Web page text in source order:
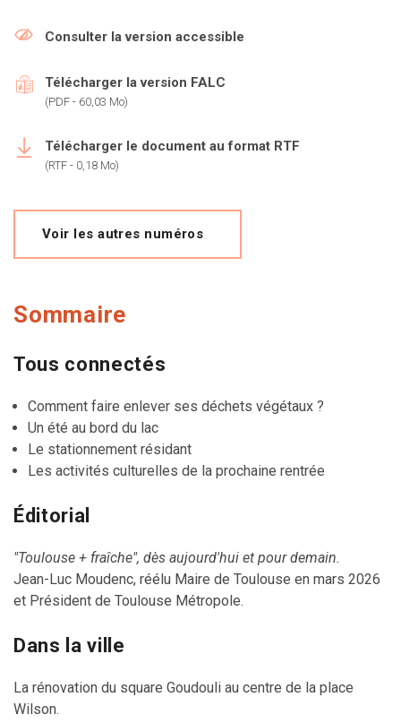
Consulter la version accessible
Télécharger la version FALC
(PDF - 60,03 Mo)
Télécharger le document au format RTF
(RTF - 0,18 Mo)
Voir les autres numéros
Sommaire
Tous connectés
Comment faire enlever ses déchets végétaux ?
Un été au bord du lac
Le stationnement résidant
Les activités culturelles de la prochaine rentrée
Éditorial
"Toulouse + fraîche", dès aujourd'hui et pour demain.
Jean-Luc Moudenc, réélu Maire de Toulouse en mars 2026
et Président de Toulouse Métropole.
Dans la ville
La rénovation du square Goudouli au centre de la place
Wilson.